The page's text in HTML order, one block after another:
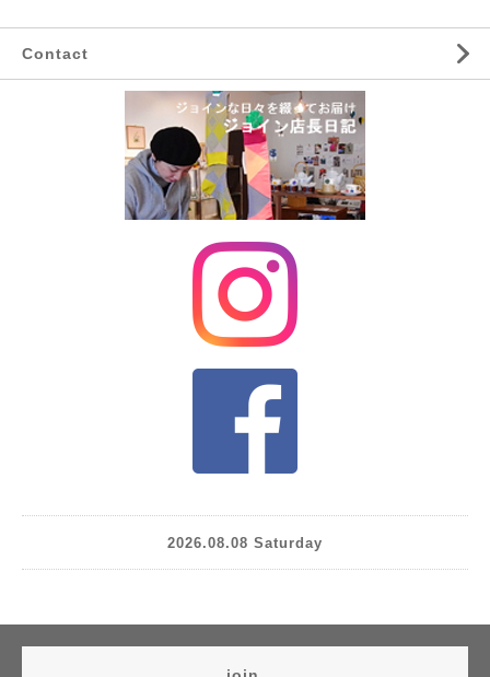
Contact
2026.08.08 Saturday